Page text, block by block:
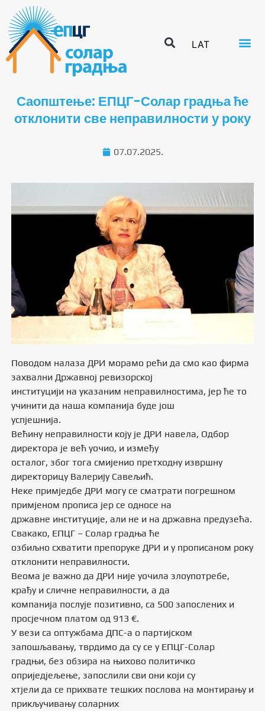
LAT
Саопштење: ЕПЦГ-Солар градња ће
отклонити све неправилности у року
07.07.2025.
Поводом налаза ДРИ морамо рећи да смо као фирма
захвални Државној ревизорској
институцији на указаним неправилностима, јер ће то
учинити да наша компанија буде још
успjешнија.
Већину неправилности коју је ДРИ навела, Одбор
директора је већ уочио, и између
осталог, због тога смијенио претходну извршну
директорицу Валерију Савељић.
Неке примједбе ДРИ могу се сматрати погрешном
примјеном прописа јер се односе на
државне институције, али не и на државна предузећа.
Свакако, ЕПЦГ – Солар градња ће
озбиљно схватити препоруке ДРИ и у прописаном року
отклонити неправилности.
Веома је важно да ДРИ није уочила злоупотребе,
крађу и сличне неправилности, а да
компанија послује позитивно, са 500 запослених и
просјечном платом од 913 €.
У вези са оптужбама ДПС-а о партијском
запошљавању, тврдимо да су се у ЕПЦГ-Солар
градњи, без обзира на њихово политичко
оприједјељење, запослили сви они који су
хтјели да се прихвате тешких послова на монтирању и
прикључивању соларних